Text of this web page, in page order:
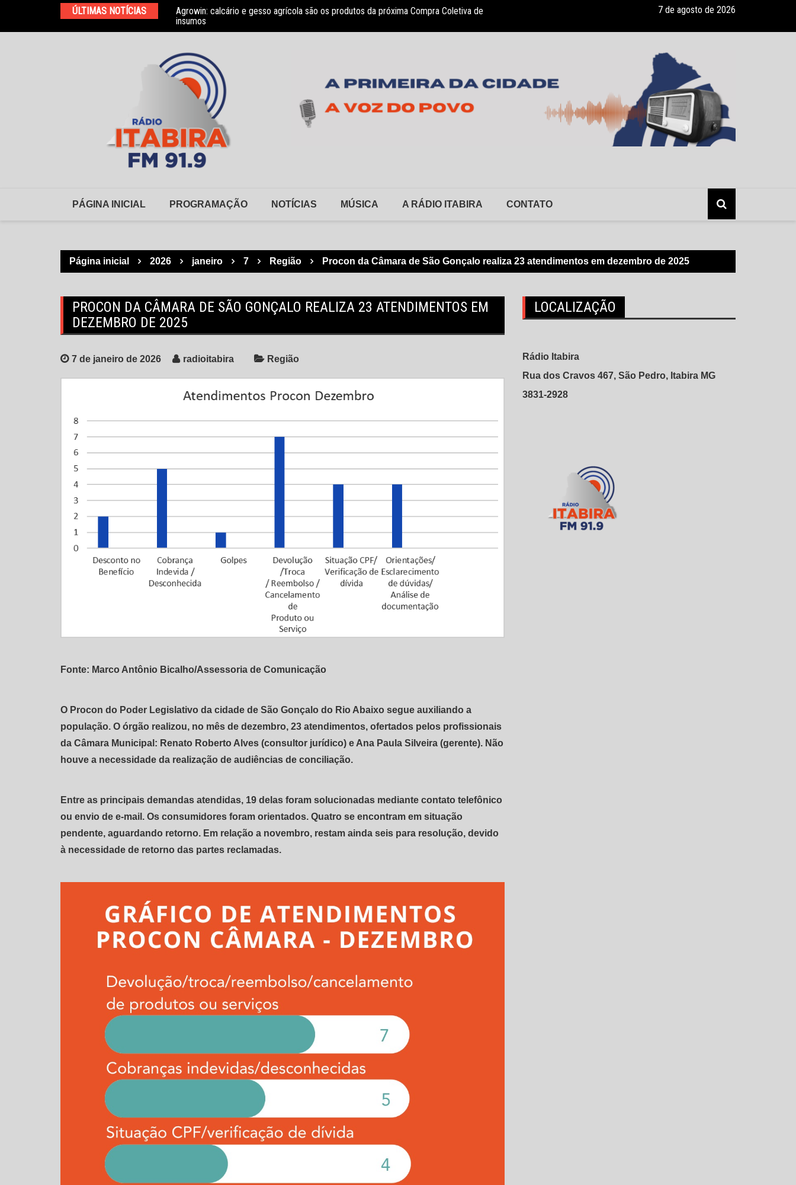
o
ÚLTIMAS NOTÍCIAS
Agrowin: calcário e gesso agrícola são os produtos da próxima Compra Coletiva de
insumos
Novo convênio com a Associação Nosso Lar garante atendimento a crianças com TEA Monlevade recebe pocket-show gratuito “A Bela e a Fera” na 16ª “Diversão
7 de agosto de 2026
PÁGINA INICIAL PROGRAMAÇÃO NOTÍCIAS MÚSICA A RÁDIO ITABIRA CONTATO
Página inicial 2026 janeiro 7 Região Procon da Câmara de São Gonçalo realiza 23 atendimentos em dezembro de 2025
PROCON DA CÂMARA DE SÃO GONÇALO REALIZA 23 ATENDIMENTOS EM
DEZEMBRO DE 2025
7 de janeiro de 2026 radioitabira Região
Fonte: Marco Antônio Bicalho/Assessoria de Comunicação
O Procon do Poder Legislativo da cidade de São Gonçalo do Rio Abaixo segue auxiliando a
população. O órgão realizou, no mês de dezembro, 23 atendimentos, ofertados pelos profissionais
da Câmara Municipal: Renato Roberto Alves (consultor jurídico) e Ana Paula Silveira (gerente). Não
houve a necessidade da realização de audiências de conciliação.
Entre as principais demandas atendidas, 19 delas foram solucionadas mediante contato telefônico
ou envio de e-mail. Os consumidores foram orientados. Quatro se encontram em situação
pendente, aguardando retorno. Em relação a novembro, restam ainda seis para resolução, devido
à necessidade de retorno das partes reclamadas.
LOCALIZAÇÃO
Rádio Itabira
Rua dos Cravos 467, São Pedro, Itabira MG
3831-2928